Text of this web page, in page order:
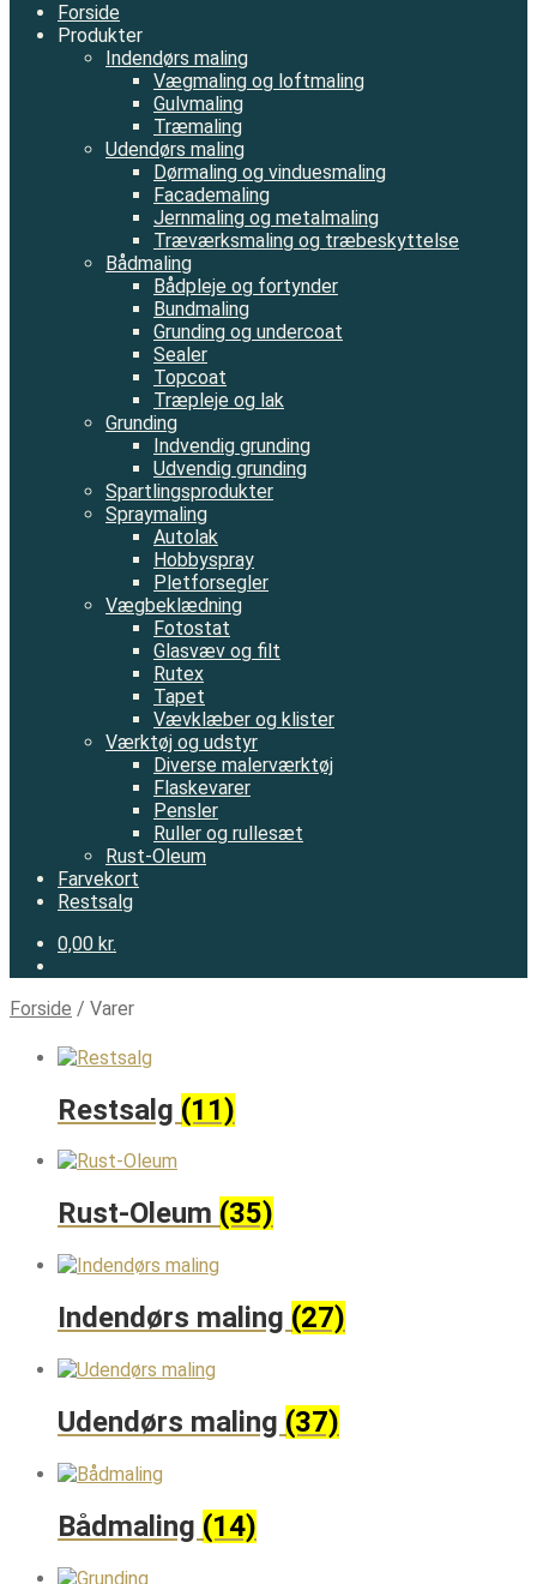
Forside
Produkter
Indendørs maling
Vægmaling og loftmaling
Gulvmaling
Træmaling
Udendørs maling
Dørmaling og vinduesmaling
Facademaling
Jernmaling og metalmaling
Træværksmaling og træbeskyttelse
Bådmaling
Bådpleje og fortynder
Bundmaling
Grunding og undercoat
Sealer
Topcoat
Træpleje og lak
Grunding
Indvendig grunding
Udvendig grunding
Spartlingsprodukter
Spraymaling
Autolak
Hobbyspray
Pletforsegler
Vægbeklædning
Fotostat
Glasvæv og filt
Rutex
Tapet
Vævklæber og klister
Værktøj og udstyr
Diverse malerværktøj
Flaskevarer
Pensler
Ruller og rullesæt
Rust-Oleum
Farvekort
Restsalg
0,00 kr.
Forside / Varer
Restsalg (11)
Rust-Oleum (35)
Indendørs maling (27)
Udendørs maling (37)
Bådmaling (14)